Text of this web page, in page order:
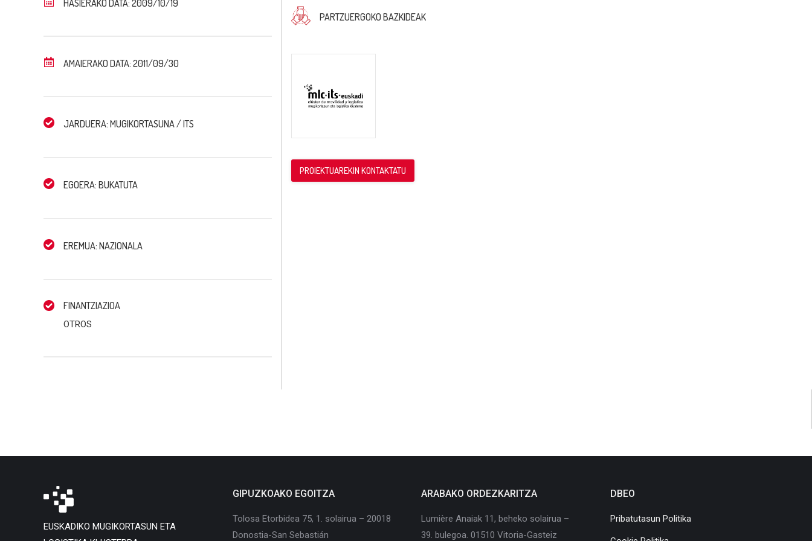
HASIERAKO DATA: 2009/10/19
AMAIERAKO DATA: 2011/09/30
JARDUERA: MUGIKORTASUNA / ITS
EGOERA: BUKATUTA
EREMUA: NAZIONALA
FINANTZIAZIOA
OTROS
PARTZUERGOKO BAZKIDEAK
PROIEKTUAREKIN KONTAKTATU
EUSKADIKO MUGIKORTASUN ETA
GIPUZKOAKO EGOITZA
Tolosa Etorbidea 75, 1. solairua – 20018
Donostia-San Sebastián
ARABAKO ORDEZKARITZA
Lumière Anaiak 11, beheko solairua –
39. bulegoa. 01510 Vitoria-Gasteiz
DBEO
Pribatutasun Politika